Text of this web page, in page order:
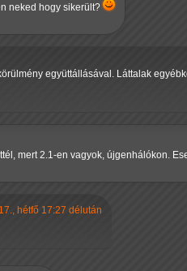
neked hogy sikerült?
együttállásával. Láttalak
mert 2.1-en vagyok, újgenhálókon.
hétfő 17:27 délután